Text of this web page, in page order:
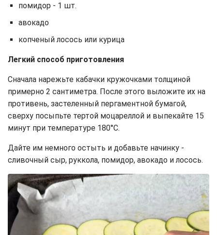
помидор - 1 шт.
авокадо
копченый лосось или курица
Легкий способ приготовления
Сначала нарежьте кабачки кружочками толщиной
примерно 2 сантиметра. После этого выложите их на
противень, застеленный пергаментной бумагой,
сверху посыпьте тертой моцареллой и выпекайте 15
минут при температуре 180°C.
Дайте им немного остыть и добавьте начинку -
сливочный сыр, руккола, помидор, авокадо и лосось.